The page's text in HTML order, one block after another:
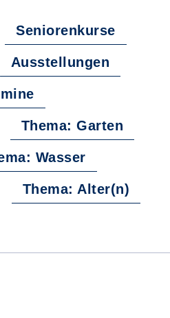
Seniorenkurse
Ausstellungen
Thema: Garten
Wasser
Thema: Alter(n)